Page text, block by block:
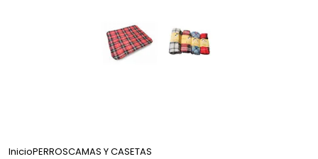
InicioPERROSCAMAS Y CASETAS